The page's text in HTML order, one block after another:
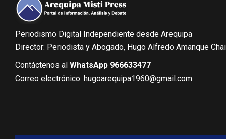
Periodismo Digital Independiente desde Arequipa
Director: Periodista y Abogado, Hugo Alfredo Amanque
Contáctenos al WhatsApp 966633477
Correo electrónico: hugoarequipa1960@gmail.com